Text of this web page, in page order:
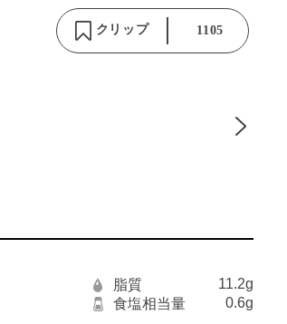
クリップ 1105
脂質
11.2g
食塩相当量 0.6g